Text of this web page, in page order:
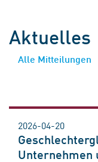
Aktuelles
Alle Mitteilungen
2026-04-20
Unternehmen